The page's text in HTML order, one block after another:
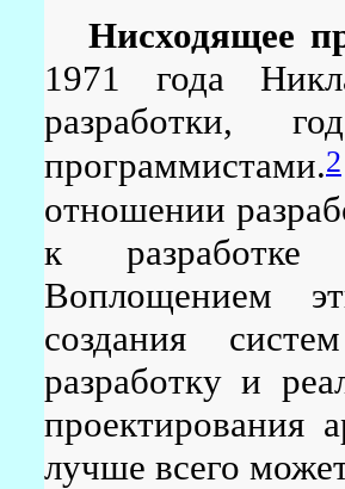
Нисходящее
1971 года
разработки,
программистами.2
отношении
к
Воплощением
создания
разработку и
проектирования
лучше всего